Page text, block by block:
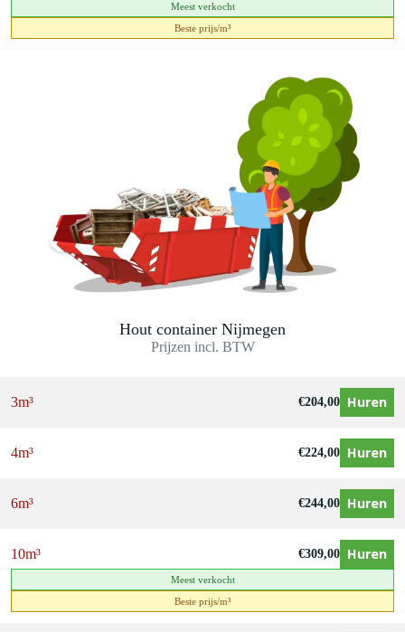
Meest verkocht
Beste prijs/m³
Hout container Nijmegen
Prijzen incl. BTW
3m³ €204,00 Huren
4m³ €224,00 Huren
6m³ €244,00 Huren
10m³ €309,00 Huren
Meest verkocht
Beste prijs/m³